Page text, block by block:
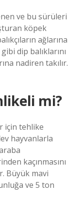
ve bu sürüleri
köpek
ağlarına
dip balıklarını
nadiren takılır.
mi?
için tehlike
hayvanlarla
kaçınmasını
Büyük mavi
ve 5 ton